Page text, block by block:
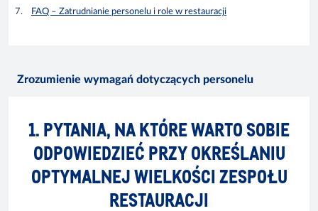
FAQ – Zatrudnianie personelu i role w restauracji
Zrozumienie wymagań dotyczących personelu
1. PYTANIA, NA KTÓRE WARTO SOBIE
ODPOWIEDZIEĆ PRZY OKREŚLANIU
OPTYMALNEJ WIELKOŚCI ZESPOŁU
RESTAURACJI